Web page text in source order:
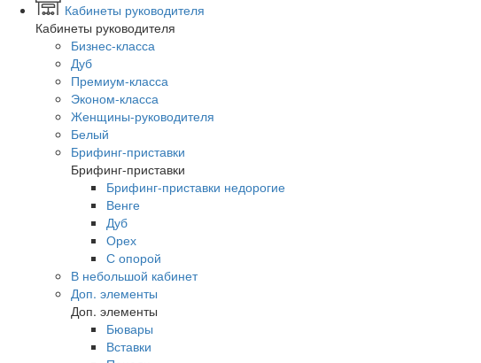
Кабинеты руководителя
Кабинеты руководителя
Бизнес-класса
Дуб
Премиум-класса
Эконом-класса
Женщины-руководителя
Белый
Брифинг-приставки
Брифинг-приставки
Брифинг-приставки недорогие
Венге
Дуб
Орех
С опорой
В небольшой кабинет
Доп. элементы
Доп. элементы
Бювары
Вставки